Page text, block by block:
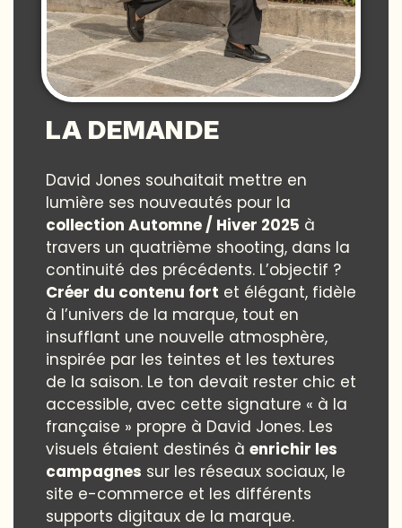
LA DEMANDE
David Jones souhaitait mettre en
lumière ses nouveautés pour la
collection Automne / Hiver 2025 à
travers un quatrième shooting, dans la
continuité des précédents. L’objectif ?
Créer du contenu fort et élégant, fidèle
à l’univers de la marque, tout en
insufflant une nouvelle atmosphère,
inspirée par les teintes et les textures
de la saison. Le ton devait rester chic et
accessible, avec cette signature « à la
française » propre à David Jones. Les
visuels étaient destinés à enrichir les
campagnes sur les réseaux sociaux, le
site e-commerce et les différents
supports digitaux de la marque.